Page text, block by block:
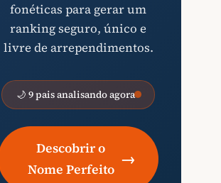
fonéticas para gerar um
ranking seguro, único e
livre de arrependimentos.
🌙 9 pais analisando agora
Descobrir o
Nome Perfeito
→